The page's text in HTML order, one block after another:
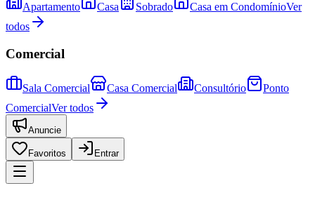
Apartamento Casa Sobrado Casa em CondomínioVer
todos
Comercial
Sala Comercial Casa Comercial Consultório
Ponto
ComercialVer todos
Anuncie
Favoritos Entrar